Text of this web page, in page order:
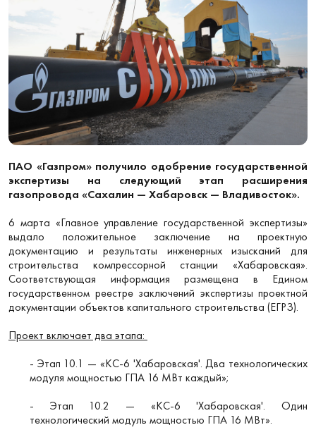
ПАО «Газпром» получило одобрение государственной
экспертизы на следующий этап расширения
газопровода «Сахалин — Хабаровск — Владивосток».
6 марта «Главное управление государственной экспертизы»
выдало положительное заключение на проектную
документацию и результаты инженерных изысканий для
строительства компрессорной станции «Хабаровская».
Соответствующая информация размещена в Едином
государственном реестре заключений экспертизы проектной
документации объектов капитального строительства (ЕГРЗ).
Проект включает два этапа:
- Этап 10.1 — «КС-6 'Хабаровская'. Два технологических
модуля мощностью ГПА 16 МВт каждый»;
- Этап 10.2 — «КС-6 'Хабаровская'. Один
технологический модуль мощностью ГПА 16 МВт».